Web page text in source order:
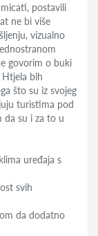
postavili
ne bi više
vizualno
govorim o buki
Htjela bih
što su iz svojeg
turistima pod
da su i za to u
uređaja s
svih
da dodatno